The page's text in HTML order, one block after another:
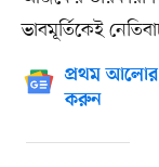
ভাবমূর্তিকেই
প্রথম
করুন